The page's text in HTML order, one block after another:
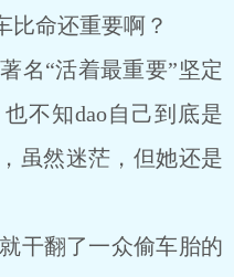
命还重要啊？
“活着最重要”坚定
不知dao自己到底是
虽然迷茫，但她还是
翻了一众偷车胎的